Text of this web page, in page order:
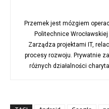
Przemek jest mózgiem
Politechnice
Zarządza projektami IT,
procesy rozwoju. Prywatnie
różnych działalności